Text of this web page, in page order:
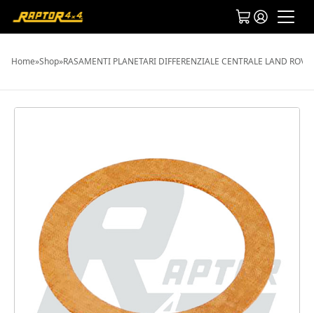
Home»Shop»RASAMENTI PLANETARI DIFFERENZIALE CENTRALE LAND